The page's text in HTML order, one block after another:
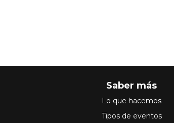
Saber más
Lo que hacemos
Tipos de eventos